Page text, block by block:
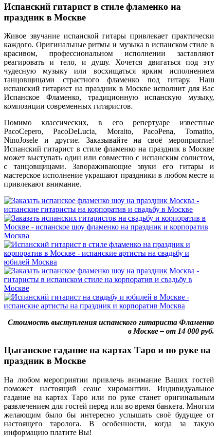
Испанский гитарист в стиле фламенко на
праздник в Москве
Живое звучание испанской гитары привлекает практически
каждого. Оригинальные ритмы и музыка в испанском стиле в
красивом, профессиональном исполнении заставляют
реагировать и тело, и душу. Хочется двигаться под эту
чудесную музыку или восхищаться ярким исполнением
танцовщицами страстного фламенко под гитару. Наш
испанский гитарист на праздник в Москве исполнит для Вас
Испанское Фламенко, традиционную испанскую музыку,
композиции современных гитаристов.
Помимо классических, в его репертуаре известные
PacoCepero, PacoDeLucia, Moraito, PacoPena, Tomatito,
NinoJosele и другие. Заказывайте на своё мероприятие!
Испанский гитарист в стиле фламенко на праздник в Москве
может выступать один или совместно с испанским солистом,
с танцовщицами. Завораживающие звуки его гитары и
мастерское исполнение украшают праздники в любом месте и
привлекают внимание.
Стоимость выступления испанского гитариста Фламенко
в Москве – от 14 000 руб.
Цыганское гадание на картах Таро и по руке на
праздник в Москве
На любом мероприятии привлечь внимание Ваших гостей
поможет настоящий сеанс хиромантии. Индивидуальное
гадание на картах Таро или по руке станет оригинальным
развлечением для гостей перед или во время банкета. Многим
желающим было бы интересно услышать своё будущее от
настоящего таролога. В особенности, когда за такую
информацию платите Вы!